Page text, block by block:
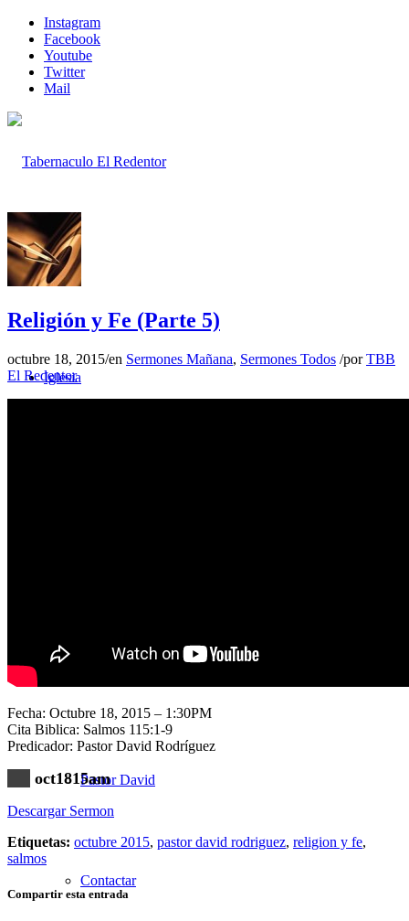
Instagram
Facebook
Youtube
Twitter
Mail
Inicio
Iglesia
Pastor David
Contactar
Religión y Fe (Parte 5)
octubre 18, 2015/en Sermones Mañana, Sermones Todos /porTBB
El Redentor
Fecha: Octubre 18, 2015 – 1:30PM
Cita Biblica: Salmos 115:1-9
Predicador: Pastor David Rodríguez
oct1815am
Descargar Sermon
Etiquetas: octubre 2015, pastor david rodriguez, religion y fe,
salmos
Compartir esta entrada